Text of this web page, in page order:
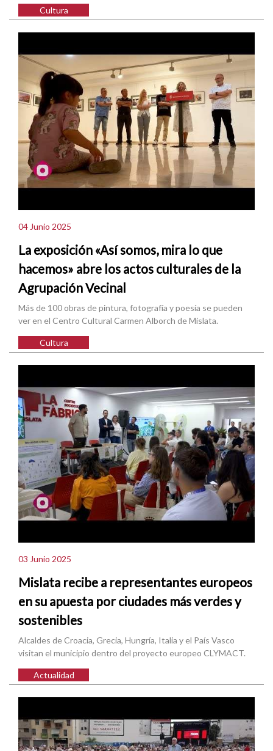
Cultura
04 Junio 2025
La exposición «Así somos, mira lo que
hacemos» abre los actos culturales de la
Agrupación Vecinal
Más de 100 obras de pintura, fotografía y poesía se pueden
ver en el Centro Cultural Carmen Alborch de Mislata.
Cultura
03 Junio 2025
Mislata recibe a representantes europeos
en su apuesta por ciudades más verdes y
sostenibles
Alcaldes de Croacia, Grecia, Hungría, Italia y el País Vasco
visitan el municipio dentro del proyecto europeo CLYMACT.
Actualidad